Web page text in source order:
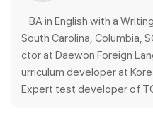
- BA in English with a
South Carolina, Columbia,
ctor at Daewon Foreign
urriculum developer at
Expert test developer of